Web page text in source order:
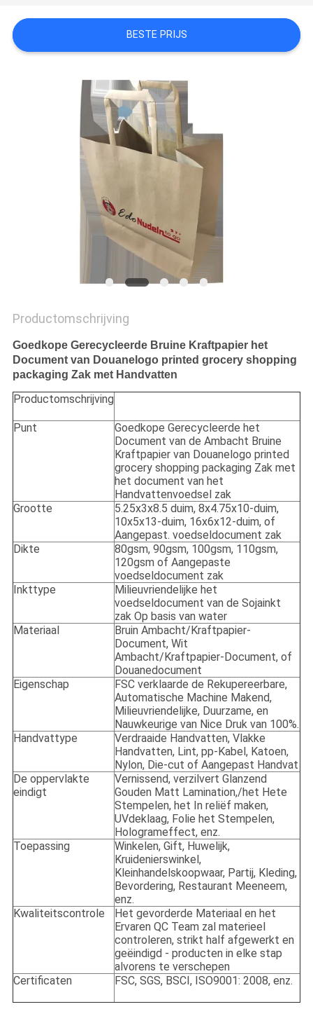
BESTE PRIJS
Productomschrijving
Goedkope Gerecycleerde Bruine Kraftpapier het
Document van Douanelogo printed grocery shopping
packaging Zak met Handvatten
Productomschrijving
Punt
Goedkope Gerecycleerde het
Document van de Ambacht Bruine
Kraftpapier van Douanelogo printed
grocery shopping packaging Zak met
het document van het
Handvattenvoedsel zak
Grootte
5.25x3x8.5 duim, 8x4.75x10-duim,
10x5x13-duim, 16x6x12-duim, of
Aangepast. voedseldocument zak
Dikte
80gsm, 90gsm, 100gsm, 110gsm,
120gsm of Aangepaste
voedseldocument zak
Inkttype
Milieuvriendelijke het
voedseldocument van de Sojainkt
zak Op basis van water
Materiaal
Bruin Ambacht/Kraftpapier-
Document, Wit
Ambacht/Kraftpapier-Document, of
Douanedocument
Eigenschap
FSC verklaarde de Rekupereerbare,
Automatische Machine Makend,
Milieuvriendelijke, Duurzame, en
Nauwkeurige van Nice Druk van 100%.
Handvattype
Verdraaide Handvatten, Vlakke
Handvatten, Lint, pp-Kabel, Katoen,
Nylon, Die-cut of Aangepast Handvat
De oppervlakte
eindigt
Vernissend, verzilvert Glanzend
Gouden Matt Lamination,/het Hete
Stempelen, het In reliëf maken,
UVdeklaag, Folie het Stempelen,
Hologrameffect, enz.
Toepassing
Winkelen, Gift, Huwelijk,
Kruidenierswinkel,
Kleinhandelskoopwaar, Partij, Kleding,
Bevordering, Restaurant Meeneem,
enz.
Kwaliteitscontrole
Het gevorderde Materiaal en het
Ervaren QC Team zal materieel
controleren, strikt half afgewerkt en
geëindigd - producten in elke stap
alvorens te verschepen
Certificaten
FSC, SGS, BSCI, ISO9001: 2008, enz.